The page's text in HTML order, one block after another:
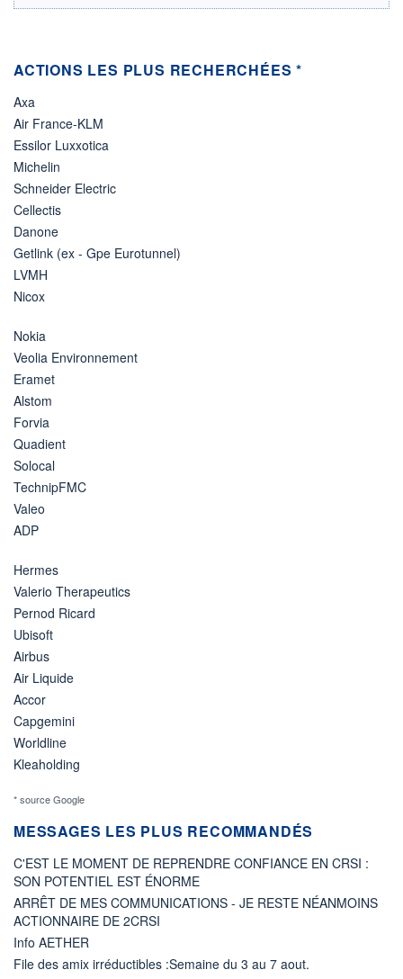
ACTIONS LES PLUS RECHERCHÉES *
Axa
Air France-KLM
Essilor Luxxotica
Michelin
Schneider Electric
Cellectis
Danone
Getlink (ex - Gpe Eurotunnel)
LVMH
Nicox
Nokia
Veolia Environnement
Eramet
Alstom
Forvia
Quadient
Solocal
TechnipFMC
Valeo
ADP
Hermes
Valerio Therapeutics
Pernod Ricard
Ubisoft
Airbus
Air Liquide
Accor
Capgemini
Worldline
Kleaholding
* source Google
MESSAGES LES PLUS RECOMMANDÉS
C'EST LE MOMENT DE REPRENDRE CONFIANCE EN CRSI :
SON POTENTIEL EST ÉNORME
ARRÊT DE MES COMMUNICATIONS - JE RESTE NÉANMOINS
ACTIONNAIRE DE 2CRSI
Info AETHER
File des amix irréductibles :Semaine du 3 au 7 aout.